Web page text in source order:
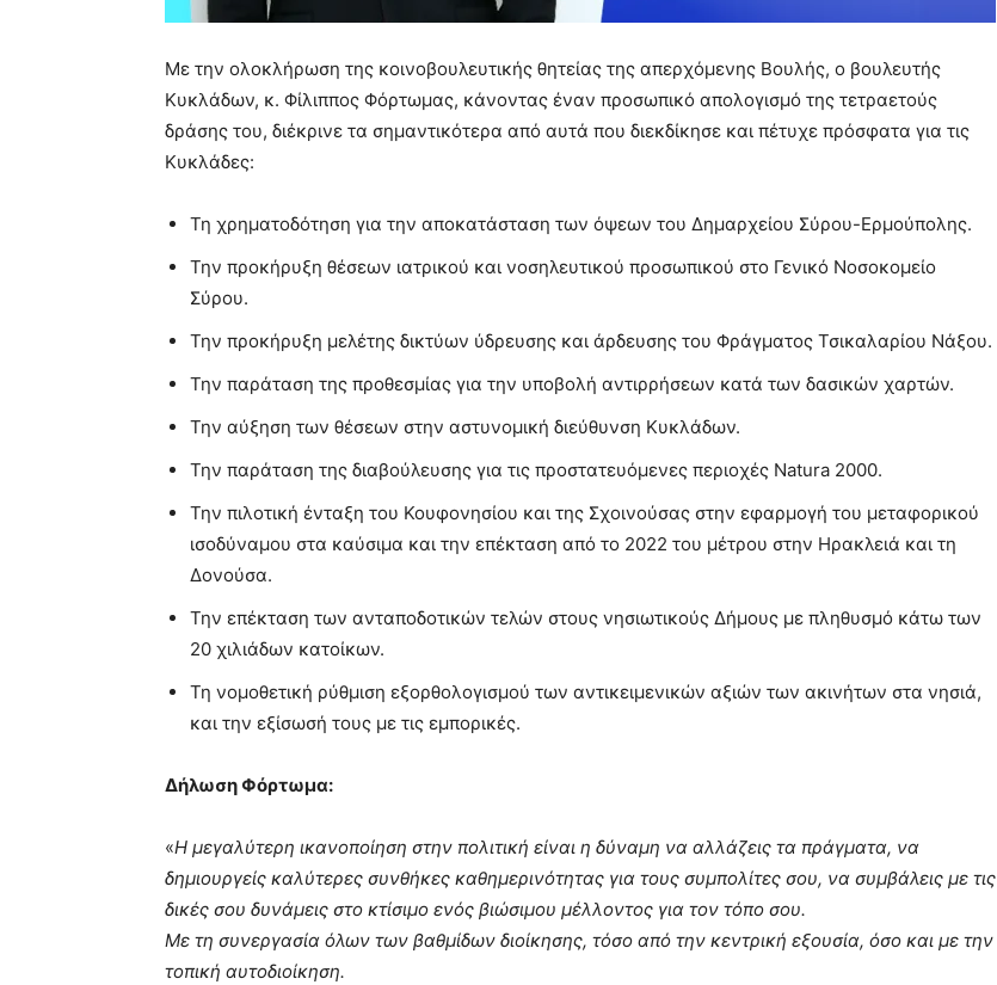
Με την ολοκλήρωση της κοινοβουλευτικής θητείας της απερχόμενης Βουλής, ο βουλευτής
Κυκλάδων, κ. Φίλιππος Φόρτωμας, κάνοντας έναν προσωπικό απολογισμό της τετραετούς
δράσης του, διέκρινε τα σημαντικότερα από αυτά που διεκδίκησε και πέτυχε πρόσφατα για τις
Κυκλάδες:
Τη χρηματοδότηση για την αποκατάσταση των όψεων του Δημαρχείου Σύρου-Ερμούπολης.
Την προκήρυξη θέσεων ιατρικού και νοσηλευτικού προσωπικού στο Γενικό Νοσοκομείο
Σύρου.
Την προκήρυξη μελέτης δικτύων ύδρευσης και άρδευσης του Φράγματος Τσικαλαρίου Νάξου.
Την παράταση της προθεσμίας για την υποβολή αντιρρήσεων κατά των δασικών χαρτών.
Την αύξηση των θέσεων στην αστυνομική διεύθυνση Κυκλάδων.
Την παράταση της διαβούλευσης για τις προστατευόμενες περιοχές Natura 2000.
Την πιλοτική ένταξη του Κουφονησίου και της Σχοινούσας στην εφαρμογή του μεταφορικού
ισοδύναμου στα καύσιμα και την επέκταση από το 2022 του μέτρου στην Ηρακλειά και τη
Δονούσα.
Την επέκταση των ανταποδοτικών τελών στους νησιωτικούς Δήμους με πληθυσμό κάτω των
20 χιλιάδων κατοίκων.
Τη νομοθετική ρύθμιση εξορθολογισμού των αντικειμενικών αξιών των ακινήτων στα νησιά,
και την εξίσωσή τους με τις εμπορικές.
Δήλωση Φόρτωμα:
«Η μεγαλύτερη ικανοποίηση στην πολιτική είναι η δύναμη να αλλάζεις τα πράγματα, να
δημιουργείς καλύτερες συνθήκες καθημερινότητας για τους συμπολίτες σου, να συμβάλεις με τις
δικές σου δυνάμεις στο κτίσιμο ενός βιώσιμου μέλλοντος για τον τόπο σου.
Με τη συνεργασία όλων των βαθμίδων διοίκησης, τόσο από την κεντρική εξουσία, όσο και με την
τοπική αυτοδιοίκηση.